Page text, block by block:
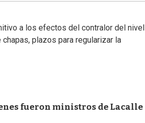
a los efectos del contralor del nivel
plazos para regularizar la
fueron ministros de Lacalle